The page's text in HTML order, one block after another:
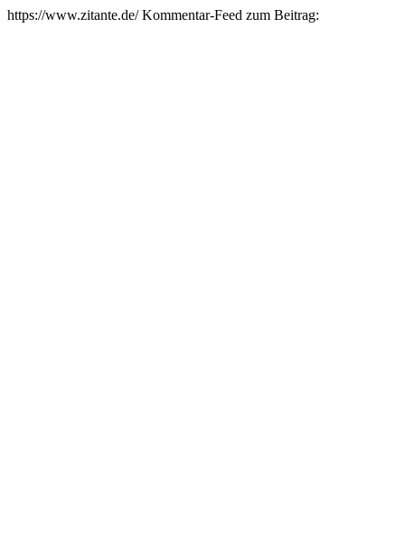
https://www.zitante.de/Kommentar-Feed zum Beitrag: